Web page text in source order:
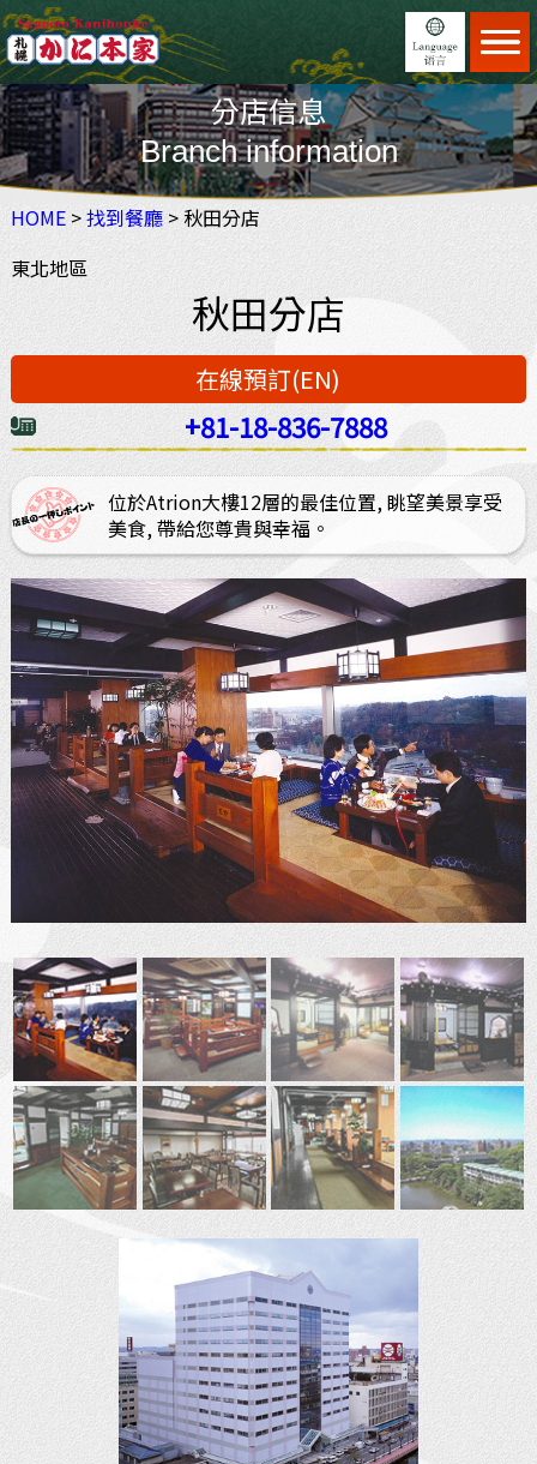
Home
菜單
Menu
找到餐廳 Find restaurant
特徵 Feature
Reservation
更新信息 News
使用指南 Guide
關於我們 About us
分店信息
Branch information
HOME>找到餐廳> 秋田分店
東北地區
秋田分店
在線預訂(EN)
+81-18-836-7888
位於Atrion大樓12層的最佳位置, 眺望美景享受
美食, 帶給您尊貴與幸福。
日本語
English
繁體中文
简体中文
×
JAPAN DOMESTIC USER ONLY
予約する
ぐるなびオンライン予約